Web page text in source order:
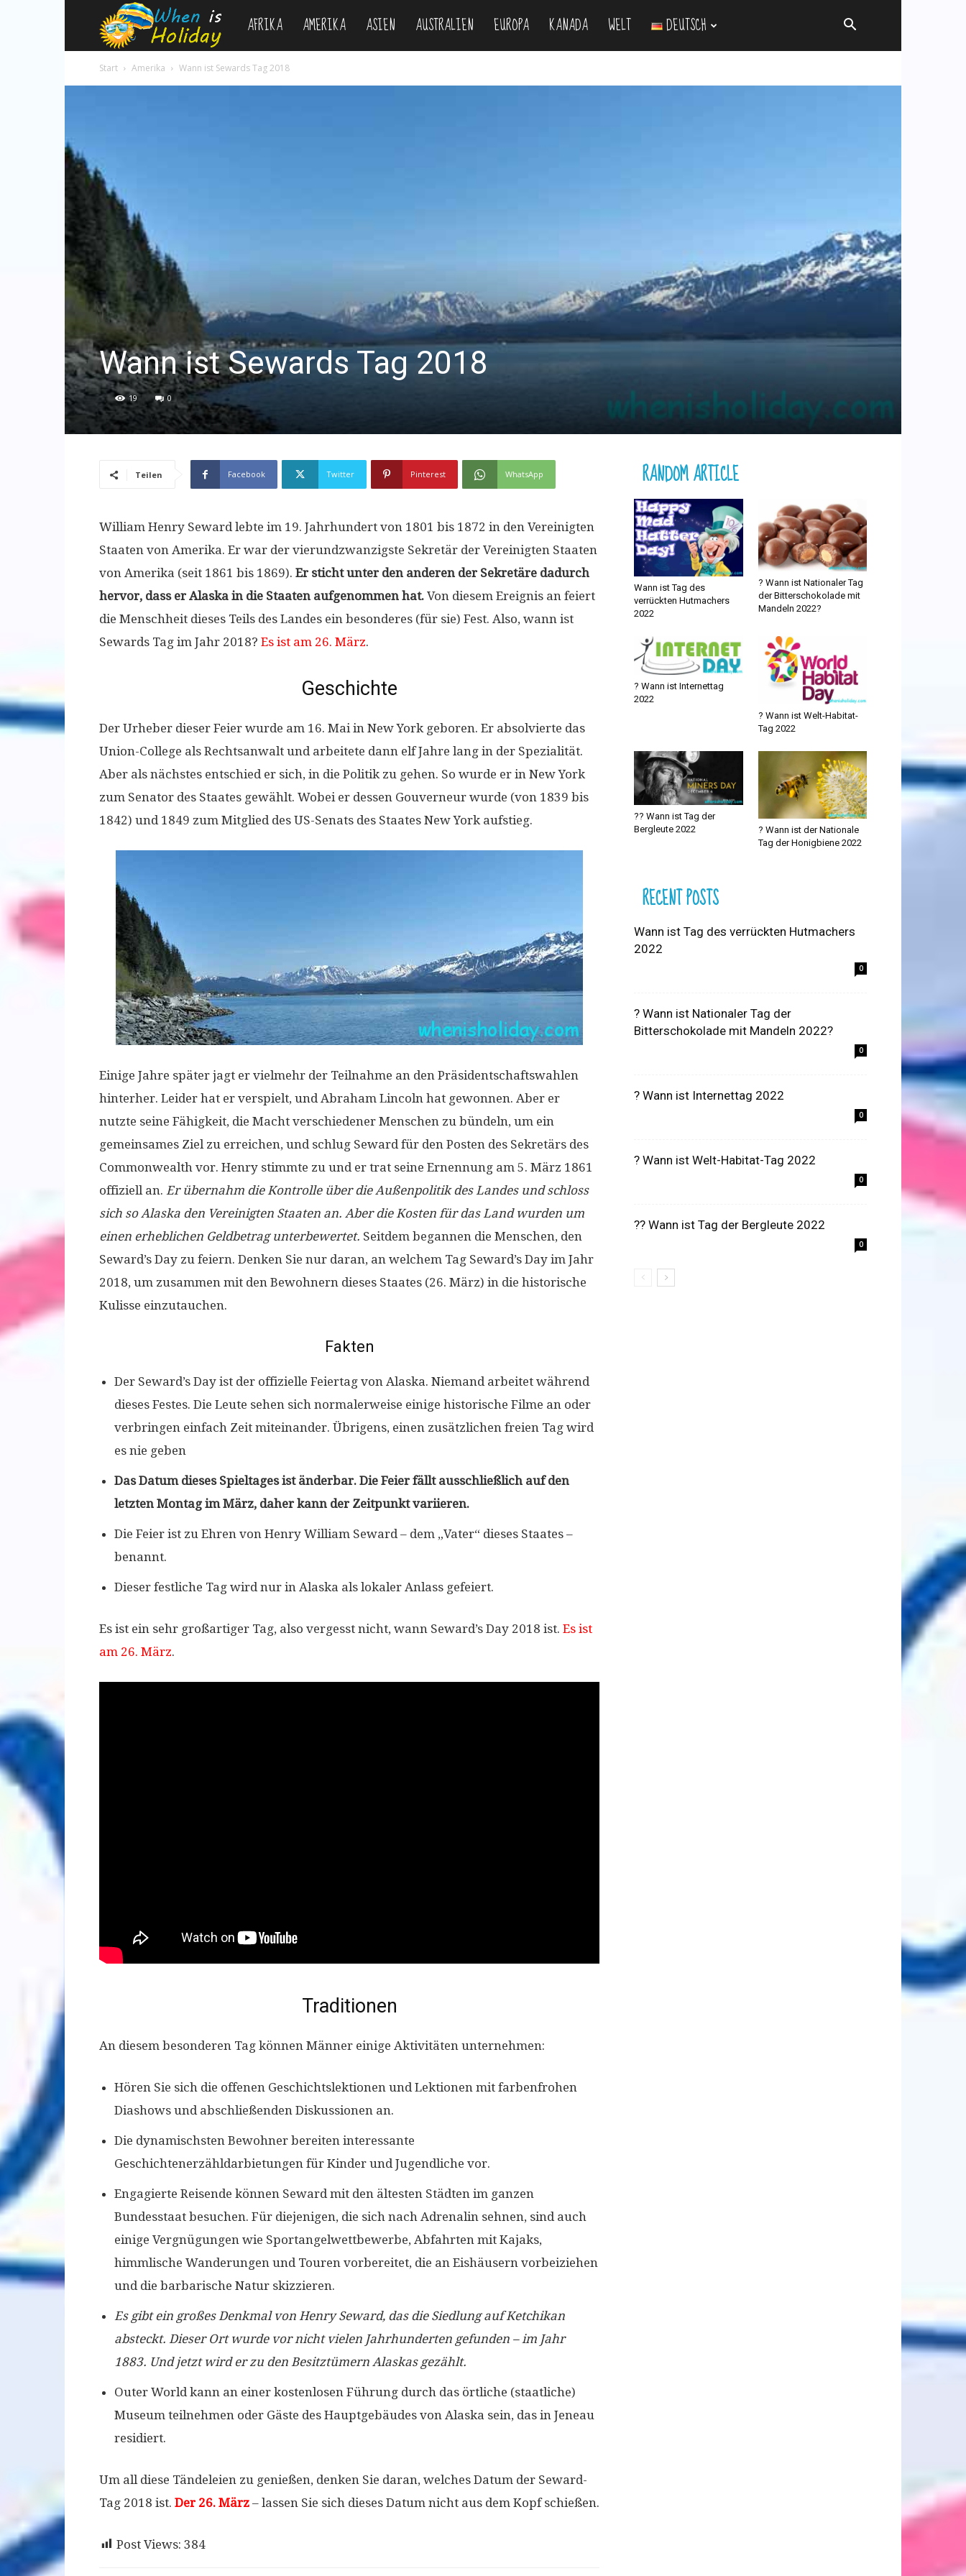
WhenIsHoliday.com
AFRIKA AMERIKA ASIEN AUSTRALIEN EUROPA KANADA WELT DEUTSCH
Start Amerika Wann ist Sewards Tag 2018
Wann ist Sewards Tag 2018
19 0
Teilen Facebook Twitter Pinterest WhatsApp
William Henry Seward lebte im 19. Jahrhundert von 1801 bis 1872 in den Vereinigten
Staaten von Amerika. Er war der vierundzwanzigste Sekretär der Vereinigten Staaten
von Amerika (seit 1861 bis 1869). Er sticht unter den anderen der Sekretäre dadurch
hervor, dass er Alaska in die Staaten aufgenommen hat. Von diesem Ereignis an feiert
die Menschheit dieses Teils des Landes ein besonderes (für sie) Fest. Also, wann ist
Sewards Tag im Jahr 2018? Es ist am 26. März.
Geschichte
Der Urheber dieser Feier wurde am 16. Mai in New York geboren. Er absolvierte das
Union-College als Rechtsanwalt und arbeitete dann elf Jahre lang in der Spezialität.
Aber als nächstes entschied er sich, in die Politik zu gehen. So wurde er in New York
zum Senator des Staates gewählt. Wobei er dessen Gouverneur wurde (von 1839 bis
1842) und 1849 zum Mitglied des US-Senats des Staates New York aufstieg.
Einige Jahre später jagt er vielmehr der Teilnahme an den Präsidentschaftswahlen
hinterher. Leider hat er verspielt, und Abraham Lincoln hat gewonnen. Aber er
nutzte seine Fähigkeit, die Macht verschiedener Menschen zu bündeln, um ein
gemeinsames Ziel zu erreichen, und schlug Seward für den Posten des Sekretärs des
Commonwealth vor. Henry stimmte zu und er trat seine Ernennung am 5. März 1861
offiziell an. Er übernahm die Kontrolle über die Außenpolitik des Landes und schloss
sich so Alaska den Vereinigten Staaten an. Aber die Kosten für das Land wurden um
einen erheblichen Geldbetrag unterbewertet. Seitdem begannen die Menschen, den
Seward’s Day zu feiern. Denken Sie nur daran, an welchem ​​Tag Seward’s Day im Jahr
2018, um zusammen mit den Bewohnern dieses Staates (26. März) in die historische
Kulisse einzutauchen.
Fakten
Der Seward’s Day ist der offizielle Feiertag von Alaska. Niemand arbeitet während
dieses Festes. Die Leute sehen sich normalerweise einige historische Filme an oder
verbringen einfach Zeit miteinander. Übrigens, einen zusätzlichen freien Tag wird
es nie geben
Das Datum dieses Spieltages ist änderbar. Die Feier fällt ausschließlich auf den
letzten Montag im März, daher kann der Zeitpunkt variieren.
Die Feier ist zu Ehren von Henry William Seward – dem „Vater“ dieses Staates –
benannt.
Dieser festliche Tag wird nur in Alaska als lokaler Anlass gefeiert.
Es ist ein sehr großartiger Tag, also vergesst nicht, wann Seward’s Day 2018 ist. Es ist
am 26. März.
Traditionen
An diesem besonderen Tag können Männer einige Aktivitäten unternehmen:
Hören Sie sich die offenen Geschichtslektionen und Lektionen mit farbenfrohen
Diashows und abschließenden Diskussionen an.
Die dynamischsten Bewohner bereiten interessante
Geschichtenerzähldarbietungen für Kinder und Jugendliche vor.
Engagierte Reisende können Seward mit den ältesten Städten im ganzen
Bundesstaat besuchen. Für diejenigen, die sich nach Adrenalin sehnen, sind auch
einige Vergnügungen wie Sportangelwettbewerbe, Abfahrten mit Kajaks,
himmlische Wanderungen und Touren vorbereitet, die an Eishäusern vorbeiziehen
und die barbarische Natur skizzieren.
Es gibt ein großes Denkmal von Henry Seward, das die Siedlung auf Ketchikan
absteckt. Dieser Ort wurde vor nicht vielen Jahrhunderten gefunden – im Jahr
1883. Und jetzt wird er zu den Besitztümern Alaskas gezählt.
Outer World kann an einer kostenlosen Führung durch das örtliche (staatliche)
Museum teilnehmen oder Gäste des Hauptgebäudes von Alaska sein, das in Jeneau
residiert.
Um all diese Tändeleien zu genießen, denken Sie daran, welches Datum der Seward-
Tag 2018 ist. Der 26. März – lassen Sie sich dieses Datum nicht aus dem Kopf schießen.
Post Views: 384
RANDOM ARTICLE
Wann ist Tag des
verrückten Hutmachers
2022
? Wann ist Nationaler Tag
der Bitterschokolade mit
Mandeln 2022?
? Wann ist Internettag
2022
? Wann ist Welt-Habitat-
Tag 2022
?‍? Wann ist Tag der
Bergleute 2022
? Wann ist der Nationale
Tag der Honigbiene 2022
RECENT POSTS
Wann ist Tag des verrückten Hutmachers
2022
0
? Wann ist Nationaler Tag der
Bitterschokolade mit Mandeln 2022?
0
? Wann ist Internettag 2022
0
? Wann ist Welt-Habitat-Tag 2022
0
?‍? Wann ist Tag der Bergleute 2022
0